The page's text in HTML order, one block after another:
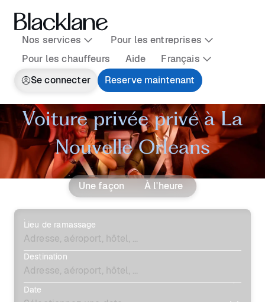
Nos services
Pour les entreprises
Pour les chauffeurs
Aide
Français
Se connecter
Reserve maintenant
Voiture privée privé à La
Nouvelle Orleans
Une façon À l'heure
Lieu de ramassage
Destination
Date